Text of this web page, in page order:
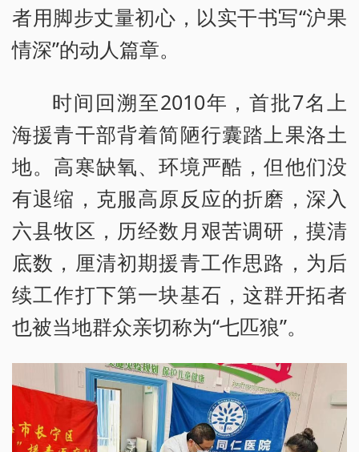
者用脚步丈量初心，以实干书写“沪果
情深”的动人篇章。
时间回溯至2010年，首批7名上
海援青干部背着简陋行囊踏上果洛土
地。高寒缺氧、环境严酷，但他们没
有退缩，克服高原反应的折磨，深入
六县牧区，历经数月艰苦调研，摸清
底数，厘清初期援青工作思路，为后
续工作打下第一块基石，这群开拓者
也被当地群众亲切称为“七匹狼”。